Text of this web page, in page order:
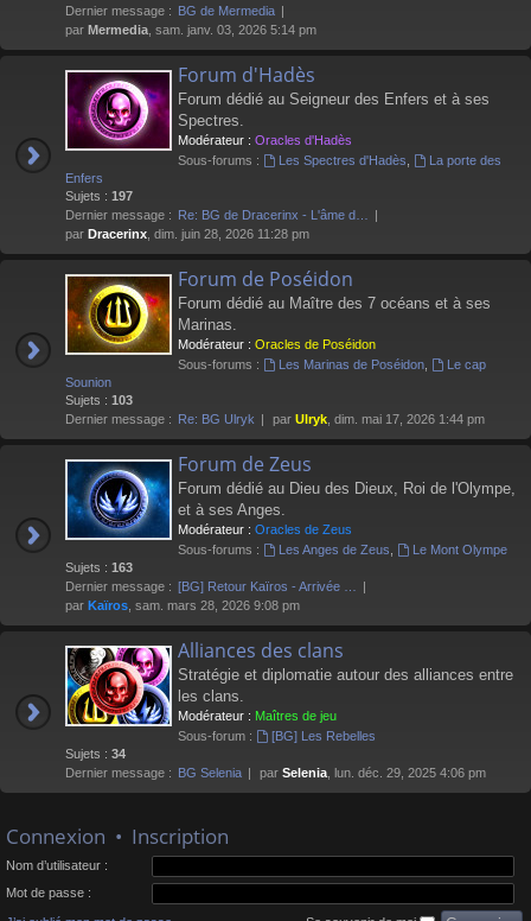
Dernier message : BG de Mermedia
par Mermedia , sam. janv. 03, 2026 5:14 pm
Forum d'Hadès
Forum dédié au Seigneur des Enfers et à ses
Spectres.
Modérateur : Oracles d'Hadès
Sous-forums :
Les Spectres d'Hadès
La porte des
Enfers
Sujets : 197
Dernier message : Re: BG de Dracerinx - L'âme d…
par Dracerinx , dim. juin 28, 2026 11:28 pm
Forum de Poséidon
Forum dédié au Maître des 7 océans et à ses
Marinas.
Modérateur : Oracles de Poséidon
Sous-forums :
Les Marinas de Poséidon,
Le cap
Sounion
Sujets : 103
Dernier message : Re: BG Ulryk par Ulryk , dim. mai 17, 2026 1:44 pm
Forum de Zeus
Forum dédié au Dieu des Dieux, Roi de l'Olympe,
et à ses Anges.
Modérateur : Oracles de Zeus
Sous-forums :
Les Anges de Zeus
Le Mont Olympe
Sujets : 163
Dernier message : [BG] Retour Kaïros - Arrivée …
par Kaïros , sam. mars 28, 2026 9:08 pm
Alliances des clans
Stratégie et diplomatie autour des alliances entre
les clans.
Modérateur : Maîtres de jeu
Sous-forum :
[BG] Les Rebelles
Sujets : 34
Dernier message : BG Selenia par Selenia , lun. déc. 29, 2025 4:06 pm
Connexion • Inscription
Nom d’utilisateur :
Mot de passe :